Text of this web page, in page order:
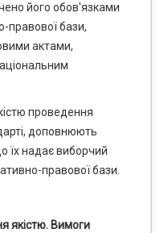
його обов'язками
правової бази,
актами,
проведення
доповнюють
їх надає виборчий
правової бази.
якістю. Вимоги